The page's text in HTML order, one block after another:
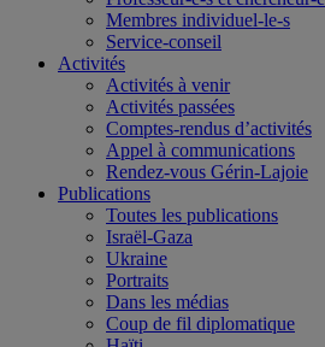
Membres individuel-le-s
Service-conseil
Activités
Activités à venir
Activités passées
Comptes-rendus d’activités
Appel à communications
Rendez-vous Gérin-Lajoie
Publications
Toutes les publications
Israël-Gaza
Ukraine
Portraits
Dans les médias
Coup de fil diplomatique